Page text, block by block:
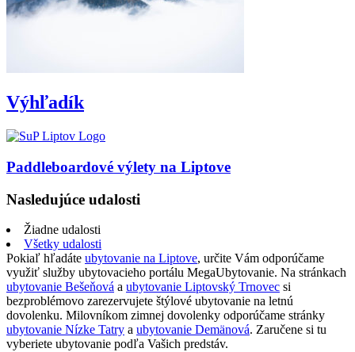
Výhľadík
Paddleboardové výlety na Liptove
Nasledujúce udalosti
Žiadne udalosti
Všetky udalosti
Pokiaľ hľadáte ubytovanie na Liptove, určite Vám odporúčame
využiť služby ubytovacieho portálu MegaUbytovanie. Na stránkach
ubytovanie Bešeňová a ubytovanie Liptovský Trnovec si
bezproblémovo zarezervujete štýlové ubytovanie na letnú
dovolenku. Milovníkom zimnej dovolenky odporúčame stránky
ubytovanie Nízke Tatry a ubytovanie Demänová. Zaručene si tu
vyberiete ubytovanie podľa Vašich predstáv.